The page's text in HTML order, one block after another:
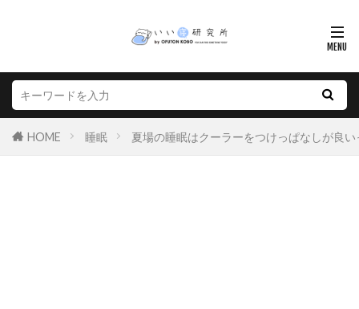
HOME 睡眠 夏場の睡眠はクーラーをつけっぱなしが良